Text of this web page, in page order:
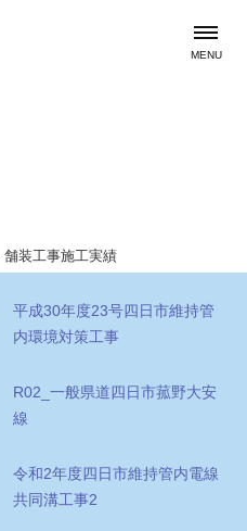
MENU
舗装工事施工実績
平成30年度23号四日市維持管
内環境対策工事
R02_一般県道四日市菰野大安
線
令和2年度四日市維持管内電線
共同溝工事2